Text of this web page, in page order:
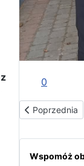
0
Poprzednia
Poprzednia
Wspomóż